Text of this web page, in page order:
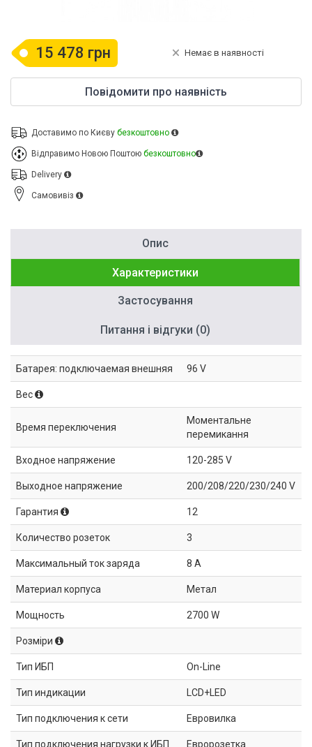
15 478 грн Немає в наявності
Повідомити про наявність
Доставимо по Києву безкоштовно
Відправимо Новою Поштою безкоштовно
Delivery
Cамовивіз
Опис
Характеристики
Застосування
Питання і відгуки (0)
Батарея: подключаемая внешняя 96 V
Вес
Время переключения
Моментальне
перемикання
Входное напряжение 120-285 V
Выходное напряжение 200/208/220/230/240 V
Гарантия 12
Количество розеток 3
Максимальный ток заряда 8 А
Материал корпуса Метал
Мощность 2700 W
Розміри
Тип ИБП On-Line
Тип индикации LCD+LED
Тип подключения к сети Евровилка
Тип подключения нагрузки к ИБП Евророзетка